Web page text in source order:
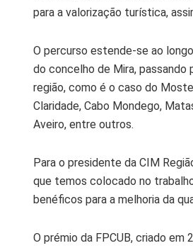
para a valorização turística,
O percurso estende-se ao
do concelho de Mira,
região, como é o caso do
Claridade, Cabo Mondego,
Aveiro, entre outros.
Para o presidente da CIM
que temos colocado no
benéficos para a melhoria da
O prémio da FPCUB, criado